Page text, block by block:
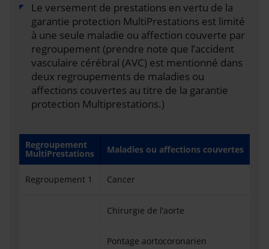
Le versement de prestations en vertu de la
garantie protection MultiPrestations est limité
à une seule maladie ou affection couverte par
regroupement (prendre note que l’accident
vasculaire cérébral (AVC) est mentionné dans
deux regroupements de maladies ou
affections couvertes au titre de la garantie
protection Multiprestations.)
Regroupement
MultiPrestations Maladies ou affections couvertes
Regroupement 1 Cancer
Chirurgie de l’aorte
Pontage aortocoronarien